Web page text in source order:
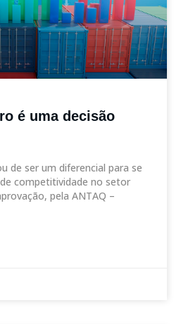
é uma decisão
de ser um diferencial para se
competitividade no setor
pela ANTAQ –